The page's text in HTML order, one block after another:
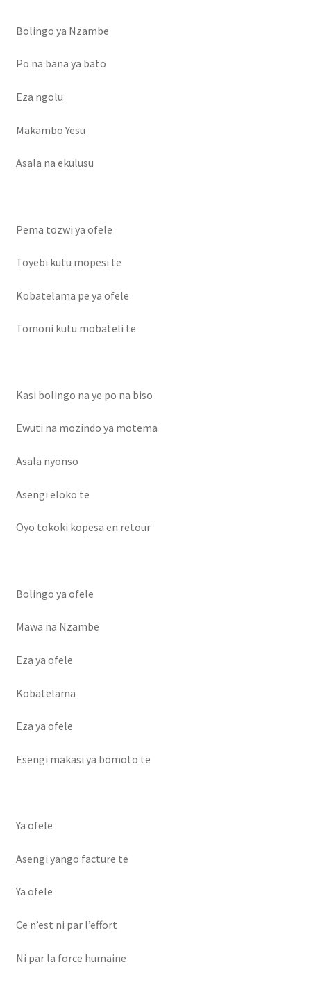
Bolingo ya Nzambe
Po na bana ya bato
Eza ngolu
Makambo Yesu
Asala na ekulusu
Pema tozwi ya ofele
Toyebi kutu mopesi te
Kobatelama pe ya ofele
Tomoni kutu mobateli te
Kasi bolingo na ye po na biso
Ewuti na mozindo ya motema
Asala nyonso
Asengi eloko te
Oyo tokoki kopesa en retour
Bolingo ya ofele
Mawa na Nzambe
Eza ya ofele
Kobatelama
Eza ya ofele
Esengi makasi ya bomoto te
Ya ofele
Asengi yango facture te
Ya ofele
Ce n’est ni par l’effort
Ni par la force humaine